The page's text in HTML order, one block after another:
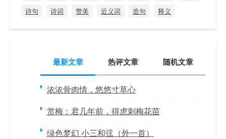
诗句
诗词 赞美 近义词 造句 释义
最新文章 热评文章 随机文章
浓浓骨肉情，悠悠寸草心
赏梅：君几年前，得虎刺梅花苗
绿色梦幻 小三和弦（外一首）